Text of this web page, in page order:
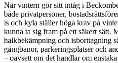
När vintern gör sitt intåg i
både privatpersoner,
is och kyla ställer höga krav på
kunna ta sig fram på ett säkert sätt.
halkbekämpning och isborttagning
gångbanor, parkeringsplatser och
– oavsett om det handlar om